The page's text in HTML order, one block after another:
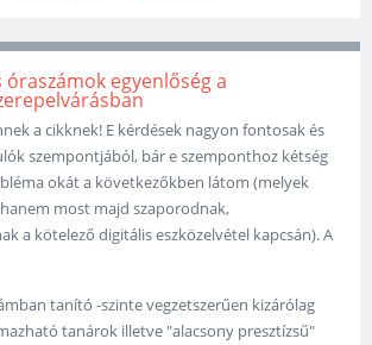
egyenlőség a
a cikknek! E kérdések nagyon fontosak és
szempontjából, bár e szemponthoz kétség
okát a következőkben látom (melyek
most majd szaporodnak,
a kötelező digitális eszközelvétel kapcsán). A
tanító -szinte vegzetszerűen kizárólag
tanárok illetve "alacsony presztízsű"